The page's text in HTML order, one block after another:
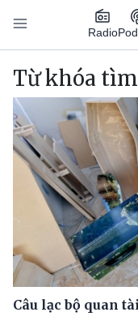
Nhảy đến nội dung
Radio
Main
Từ khóa
Câu lạc bộ quan tài